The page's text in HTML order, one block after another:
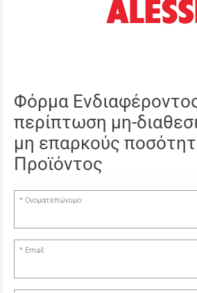
Φόρμα
περίπτωση μη-
μη επαρκούς
Προϊόντος
Ονοματεπώνυμο:
Email: